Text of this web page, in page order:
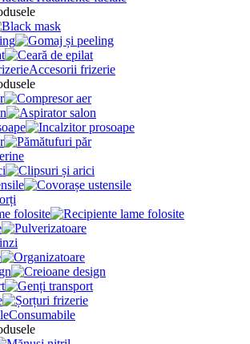
Accesorii frizerie
folosite
Consumabile